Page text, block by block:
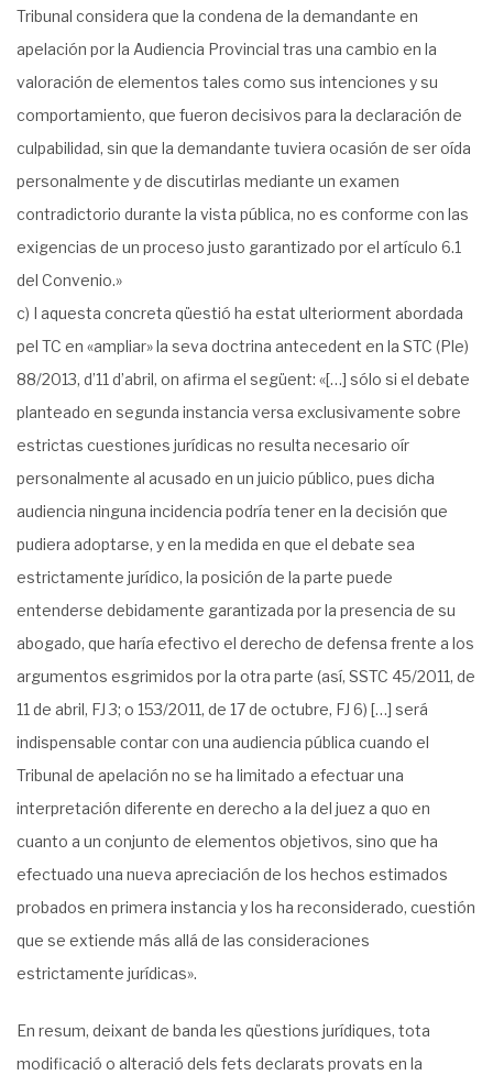
Tribunal considera que la condena de la demandante en
apelación por la Audiencia Provincial tras una cambio en la
valoración de elementos tales como sus intenciones y su
comportamiento, que fueron decisivos para la declaración de
culpabilidad, sin que la demandante tuviera ocasión de ser oída
personalmente y de discutirlas mediante un examen
contradictorio durante la vista pública, no es conforme con las
exigencias de un proceso justo garantizado por el artículo 6.1
del Convenio.»
c) I aquesta concreta qüestió ha estat ulteriorment abordada
pel TC en «ampliar» la seva doctrina antecedent en la STC (Ple)
88/2013, d’11 d’abril, on afirma el següent: «[…] sólo si el debate
planteado en segunda instancia versa exclusivamente sobre
estrictas cuestiones jurídicas no resulta necesario oír
personalmente al acusado en un juicio público, pues dicha
audiencia ninguna incidencia podría tener en la decisión que
pudiera adoptarse, y en la medida en que el debate sea
estrictamente jurídico, la posición de la parte puede
entenderse debidamente garantizada por la presencia de su
abogado, que haría efectivo el derecho de defensa frente a los
argumentos esgrimidos por la otra parte (así, SSTC 45/2011, de
11 de abril, FJ 3; o 153/2011, de 17 de octubre, FJ 6) […] será
indispensable contar con una audiencia pública cuando el
Tribunal de apelación no se ha limitado a efectuar una
interpretación diferente en derecho a la del juez a quo en
cuanto a un conjunto de elementos objetivos, sino que ha
efectuado una nueva apreciación de los hechos estimados
probados en primera instancia y los ha reconsiderado, cuestión
que se extiende más allá de las consideraciones
estrictamente jurídicas».
En resum, deixant de banda les qüestions jurídiques, tota
modificació o alteració dels fets declarats provats en la